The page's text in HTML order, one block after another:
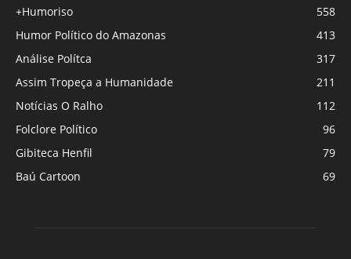
+Humoriso
558
Humor Político do Amazonas
413
Análise Polítca
317
Assim Tropeça a Humanidade
211
Notícias O Ralho
112
Folclore Político
96
Gibiteca Henfil
79
Baú Cartoon
69